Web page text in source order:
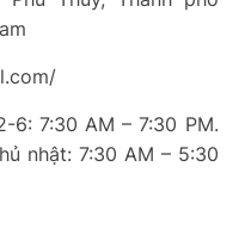
6: 7:30 AM – 7:30 PM.
nhật: 7:30 AM – 5:30